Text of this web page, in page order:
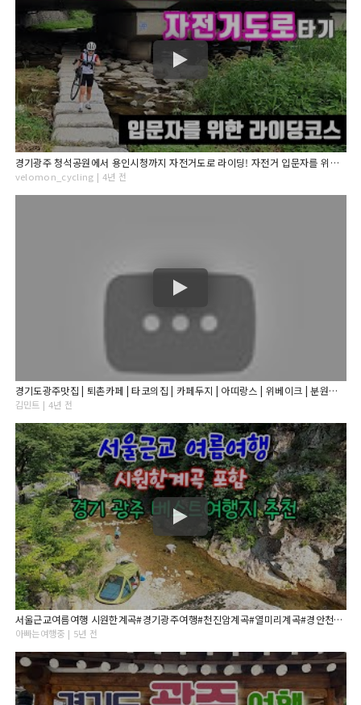
경기광주 청석공원에서 용인시청까지 자전거도로 라이딩! 자전거 입문자를 위한 초급코스!
velomon_cycling | 4년 전
경기도광주맛집 | 퇴촌카페 | 타코의집 | 카페두지 | 아띠랑스 | 위베이크 | 분원리 | 팔당 | 걷기 | 운동 | 산책코스 | 대형카페 | 막국수맛집 | 봉진막국수| 데이트코스
김민트 | 4년 전
서울근교여름여행 시원한계곡#경기광주여행#천진암계곡#열미리계곡#경안천습지생태공원#팔당물안개공원#분원백자자료관#중대물빛공원
아빠는여행중 | 5년 전